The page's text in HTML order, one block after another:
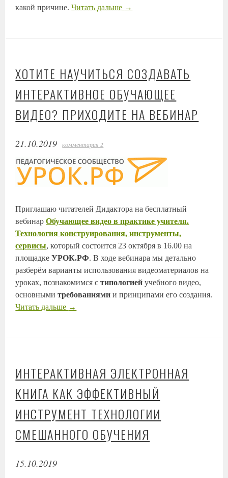
какой причине.Читать дальше →
ХОТИТЕ НАУЧИТЬСЯ СОЗДАВАТЬ
ИНТЕРАКТИВНОЕ ОБУЧАЮЩЕЕ
ВИДЕО? ПРИХОДИТЕ НА ВЕБИНАР
21.10.2019 комментария 2
Приглашаю читателей Дидактора на бесплатный
вебинарОбучающее видео в практике учителя.
Технология конструирования, инструменты,
сервисы, который состоится 23 октября в 16.00 на
площадкеУРОК.РФ. В ходе вебинара мы детально
разберём варианты использования видеоматериалов на
уроках, познакомимся стипологией учебного видео,
основнымитребованиями и принципами его создания.
Читать дальше →
ИНТЕРАКТИВНАЯ ЭЛЕКТРОННАЯ
КНИГА КАК ЭФФЕКТИВНЫЙ
ИНСТРУМЕНТ ТЕХНОЛОГИИ
СМЕШАННОГО ОБУЧЕНИЯ
15.10.2019